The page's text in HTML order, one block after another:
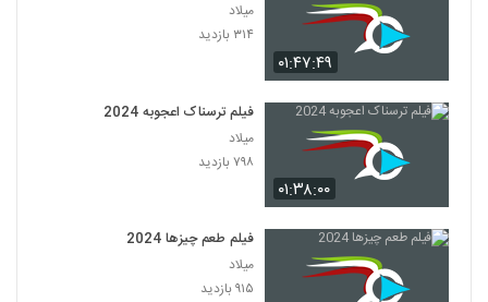
۰۱:۴۷:۴۹
میلاد
۳۱۴ بازدید
۰۱:۳۸:۰۰
فیلم ترسناک اعجوبه 2024
میلاد
۷۹۸ بازدید
فیلم طعم چیزها 2024
میلاد
۹۱۵ بازدید